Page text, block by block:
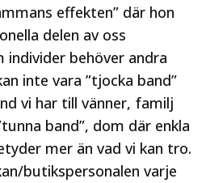
effekten” där hon
delen av oss
individer behöver andra
inte vara ”tjocka band”
vi har till vänner, familj
band”, dom där enkla
mer än vad vi kan tro.
butikspersonalen varje